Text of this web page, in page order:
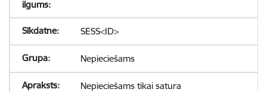
SESS<ID>
Nepieciešams
Nepieciešams tikai satura